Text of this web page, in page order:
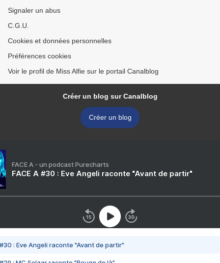
Signaler un abus
C.G.U.
Cookies et données personnelles
Préférences cookies
Voir le profil de Miss Alfie sur le portail Canalblog
Créer un blog sur Canalblog
Créer un blog
FACE A - un podcast Purecharts
FACE A #30 : Eve Angeli raconte "Avant de partir"
#30 : Eve Angeli raconte "Avant de partir"